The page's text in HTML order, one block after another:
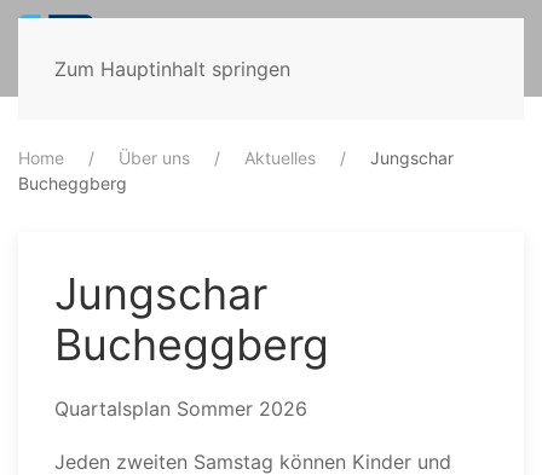
Zum Hauptinhalt springen
Home Über uns Aktuelles
Jungschar
Bucheggberg
Jungschar
Bucheggberg
Quartalsplan Sommer 2026
Jeden zweiten Samstag können Kinder und